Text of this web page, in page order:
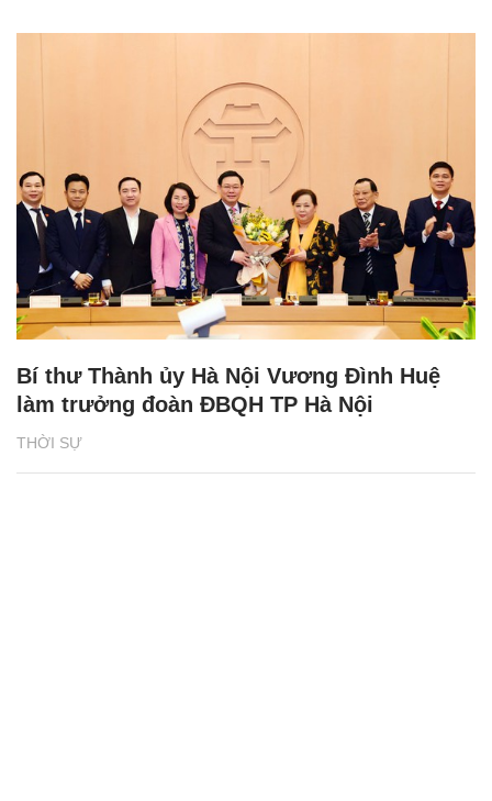
THỜI SỰ
Bí thư Thành ủy Hà Nội Vương Đình Huệ
làm trưởng đoàn ĐBQH TP Hà Nội